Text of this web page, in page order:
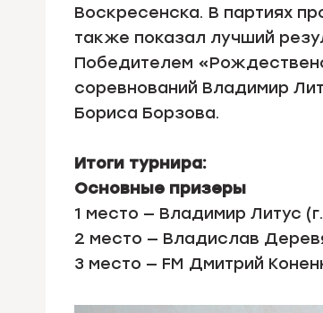
Воскресенска. В партиях
также показал лучший
Победителем
соревнований Владимир
Бориса Борзова.
Итоги турнира:
Основные призеры
1 место — Владимир Литус
2 место — Владислав
3 место — FM Дмитрий